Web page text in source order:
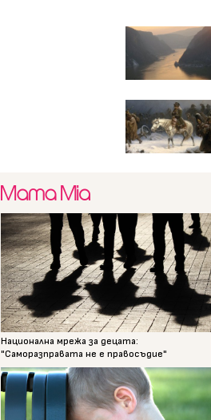
Национална мрежа за децата:
"Саморазправата не е правосъдие"